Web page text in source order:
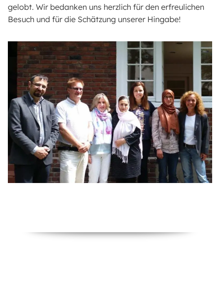
gelobt. Wir bedanken uns herzlich für den erfreulichen
Besuch und für die Schätzung unserer Hingabe!